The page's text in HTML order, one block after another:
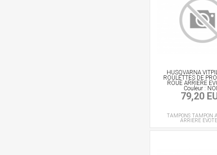
HUSQVARNA
ROULETTES DE
ROUE ARRIERE
Couleur :
79,20
TAMPONS TAMPON
ARRIERE